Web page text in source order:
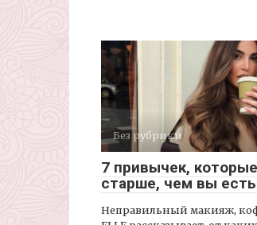
Без рубрики
7 привычек,
старше, чем вы есть
Неправильный макияж,